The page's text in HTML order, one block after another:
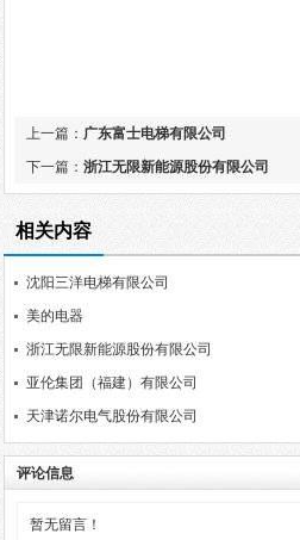
上一篇： 广东富士电梯有限公司
下一篇： 浙江无限新能源股份有限公司
相关内容
沈阳三洋电梯有限公司
美的电器
浙江无限新能源股份有限公司
亚伦集团（福建）有限公司
天津诺尔电气股份有限公司
评论信息
暂无留言！